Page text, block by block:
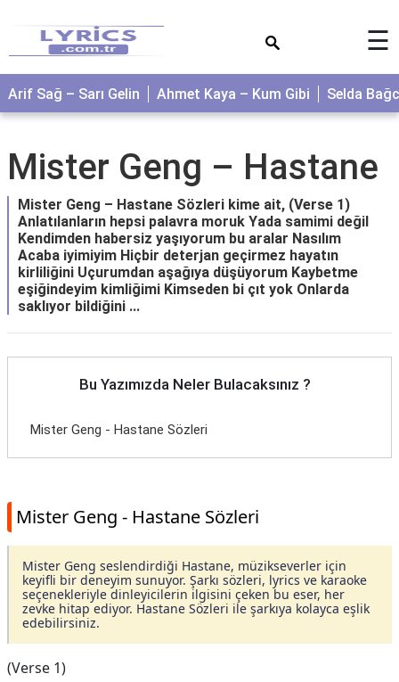
☰
Arif Sağ – Sarı Gelin Ahmet Kaya – Kum Gibi Selda
Mister Geng – Hastane
Mister Geng – Hastane Sözleri kime ait, (Verse 1)
Anlatılanların hepsi palavra moruk Yada samimi değil
Kendimden habersiz yaşıyorum bu aralar Nasılım
Acaba iyimiyim Hiçbir deterjan geçirmez hayatın
kirliliğini Uçurumdan aşağıya düşüyorum Kaybetme
eşiğindeyim kimliğimi Kimseden bi çıt yok Onlarda
saklıyor bildiğini ...
Bu Yazımızda Neler Bulacaksınız ?
Mister Geng - Hastane Sözleri
Mister Geng - Hastane Sözleri
Mister Geng seslendirdiği Hastane, müzikseverler için
keyifli bir deneyim sunuyor. Şarkı sözleri, lyrics ve karaoke
seçenekleriyle dinleyicilerin ilgisini çeken bu eser, her
zevke hitap ediyor. Hastane Sözleri ile şarkıya kolayca eşlik
edebilirsiniz.
(Verse 1)